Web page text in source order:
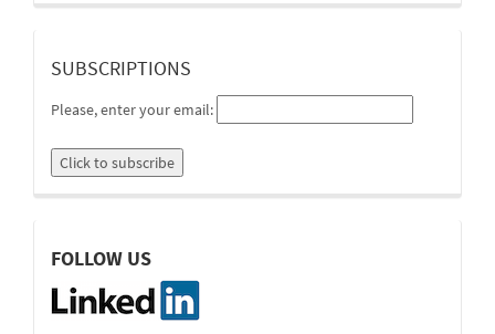
suscripcion
SUBSCRIPTIONS
Please, enter your email:
linkedin
FOLLOW US